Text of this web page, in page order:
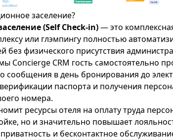
заселение?
(Self Check-in)— это
или глэмпингу полностью
без физического присутствия
Concierge CRM гость самостоятельно
сообщения в день бронирования до
паспорта и получения
номера.
ресурсы отеля на оплату труда
но и значительно повышает
и бесконтактное